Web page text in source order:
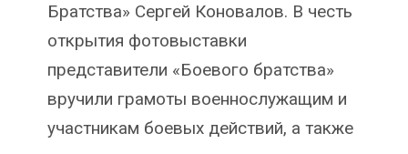
Братства» Сергей Коновалов. В честь
открытия фотовыставки
представители «Боевого братства»
вручили грамоты военнослужащим и
участникам боевых действий, а также